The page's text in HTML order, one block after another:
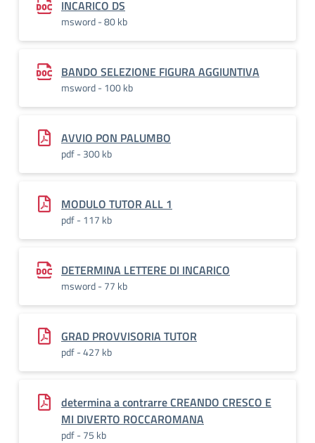
INCARICO DS
msword - 80 kb
BANDO SELEZIONE FIGURA AGGIUNTIVA
msword - 100 kb
AVVIO PON PALUMBO
pdf - 300 kb
MODULO TUTOR ALL 1
pdf - 117 kb
DETERMINA LETTERE DI INCARICO
msword - 77 kb
GRAD PROVVISORIA TUTOR
pdf - 427 kb
determina a contrarre CREANDO CRESCO E
MI DIVERTO ROCCAROMANA
pdf - 75 kb